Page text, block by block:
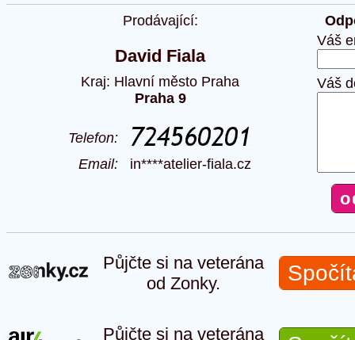
Prodávající:
David Fiala
Kraj: Hlavní město Praha
Praha 9
Telefon:
Email: in****atelier-fiala.cz
Váš
Váš
Půjčte si na veterána
od Zonky.
Půjčte si na veterána